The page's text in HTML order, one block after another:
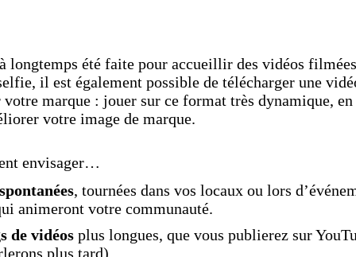
longtemps été faite pour accueillir des vidéos
il est également possible de télécharger une
marque : jouer sur ce format très dynamique, en
votre image de marque.
envisager…
, tournées dans vos locaux ou lors
animeront votre communauté.
de vidéos plus longues, que vous publierez sur
plus tard)